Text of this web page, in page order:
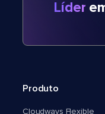
Líder
Produto
Cloudways Flexible